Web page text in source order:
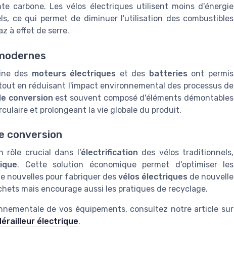
carbone. Les vélos électriques utilisent moins d'énergie
ce qui permet de diminuer l'utilisation des combustibles
à effet de serre.
des moteurs électriques et des batteries ont permis
en réduisant l'impact environnemental des processus de
conversion est souvent composé d'éléments démontables
et prolongeant la vie globale du produit.
conversion
rôle crucial dans l'électrification des vélos traditionnels,
. Cette solution économique permet d'optimiser les
nouvelles pour fabriquer des vélos électriques de nouvelle
mais encourage aussi les pratiques de recyclage.
de vos équipements, consultez notre article sur
électrique.